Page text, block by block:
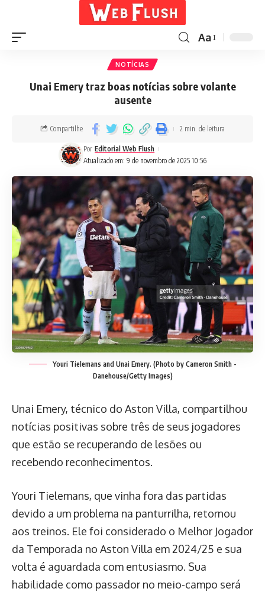
Aa
NOTÍCIAS
Unai Emery traz boas notícias sobre volante
ausente
Atualizado em: 9 de novembro de 2025 10:56
Por Editorial Web Flush
Compartilhe 2 min. de leitura
Youri Tielemans and Unai Emery. (Photo by Cameron Smith -
Danehouse/Getty Images)
Unai Emery, técnico do Aston Villa, compartilhou
notícias positivas sobre três de seus jogadores
que estão se recuperando de lesões ou
recebendo reconhecimentos.
Youri Tielemans, que vinha fora das partidas
devido a um problema na panturrilha, retornou
aos treinos. Ele foi considerado o Melhor Jogador
da Temporada no Aston Villa em 2024/25 e sua
volta é aguardada com entusiasmo. Sua
habilidade como passador no meio-campo será